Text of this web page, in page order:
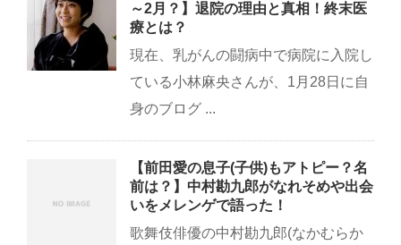
～2月？】退院の理由と真相！終末医
療とは？
現在、乳がんの闘病中で病院に入院し
ている小林麻央さんが、1月28日に自
身のブログ ...
【前田愛の息子(子供)もアトピー？名
前は？】中村勘九郎がなれそめや出会
いをメレンゲで語った！
歌舞伎俳優の中村勘九郎(なかむらか